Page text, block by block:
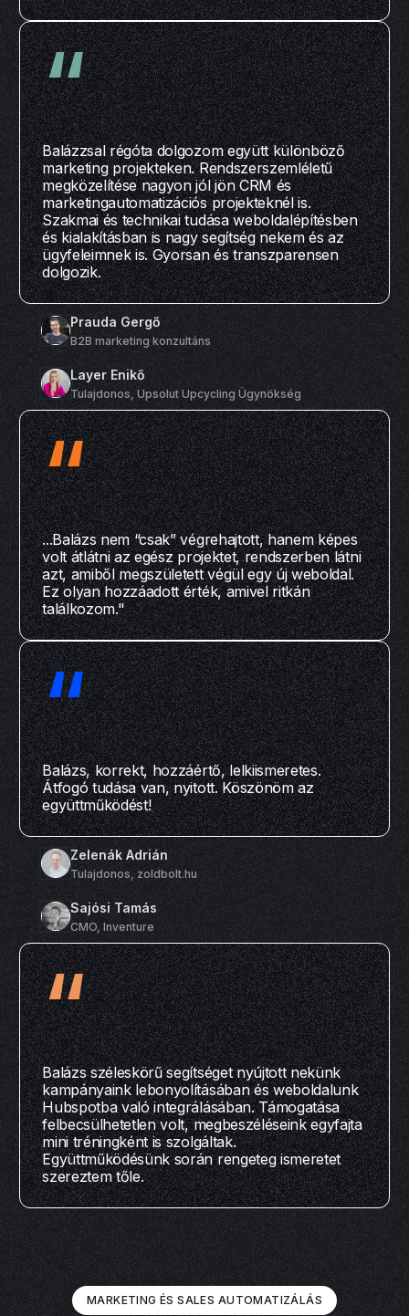
“
Balázzsal régóta dolgozom együtt különböző
marketing projekteken. Rendszerszemléletű
megközelítése nagyon jól jön CRM és
marketingautomatizációs projekteknél is.
Szakmai és technikai tudása weboldalépítésben
és kialakításban is nagy segítség nekem és az
ügyfeleimnek is. Gyorsan és transzparensen
dolgozik.
Prauda Gergő
B2B marketing konzultáns
Layer Enikő
Tulajdonos, Upsolut Upcycling Ügynökség
“
...Balázs nem “csak” végrehajtott, hanem képes
volt átlátni az egész projektet, rendszerben látni
azt, amiből megszületett végül egy új weboldal.
Ez olyan hozzáadott érték, amivel ritkán
találkozom."
“
Balázs, korrekt, hozzáértő, lelkiismeretes.
Átfogó tudása van, nyitott. Köszönöm az
együttműködést!
Zelenák Adrián
Tulajdonos, zoldbolt.hu
Sajósi Tamás
CMO, Inventure
“
Balázs széleskörű segítséget nyújtott nekünk
kampányaink lebonyolításában és weboldalunk
Hubspotba való integrálásában. Támogatása
felbecsülhetetlen volt, megbeszéléseink egyfajta
mini tréningként is szolgáltak.
Együttműködésünk során rengeteg ismeretet
szereztem tőle.
MARKETING ÉS SALES AUTOMATIZÁLÁS